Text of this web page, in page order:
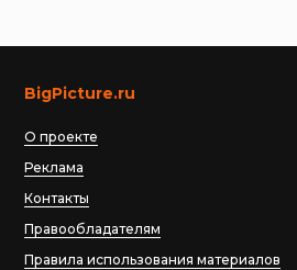
BigPicture.ru
О проекте
Реклама
Контакты
Правообладателям
Правила использования материалов